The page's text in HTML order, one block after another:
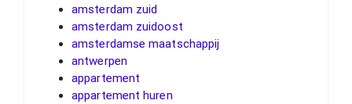
amsterdam zuid
amsterdam zuidoost
amsterdamse maatschappij
antwerpen
appartement
appartement huren